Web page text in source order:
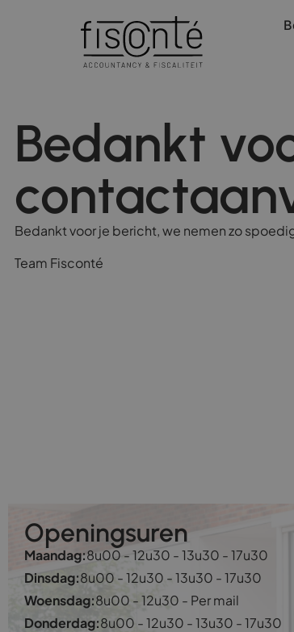
Bedankt
Bedankt voor je bericht, we nemen zo
Team Fisconté
Openingsuren
Maandag:8u00 - 12u30 - 13u30 - 17u30
Dinsdag:8u00 - 12u30 - 13u30 - 17u30
Woensdag:8u00 - 12u30 - Per mail
Donderdag:8u00 - 12u30 - 13u30 - 17u30